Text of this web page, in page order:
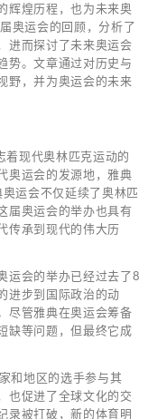
辉煌历程，也为未来奥
奥运会的回顾，分析了
进而探讨了未来奥运会
势。文章通过对历史与
野，并为奥运会的未来
现代奥林匹克运动的
奥运会的发源地，雅典
运会不仅延续了奥林匹
届奥运会的举办也具有
传承到现代的伟大历
运会的举办已经过去了8
进步到国际政治的动
尽管雅典在奥运会筹备
缺等问题，但最终它成
和地区的选手参与其
也促进了全球文化的交
录被打破，新的体育明